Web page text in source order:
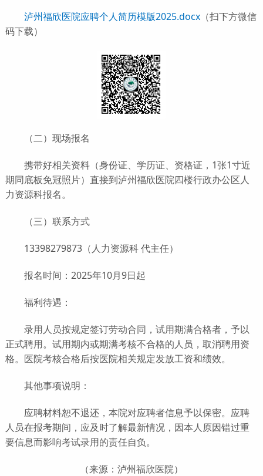
泸州福欣医院应聘个人简历模版2025.docx（扫下方微信
码下载）
（二）现场报名
携带好相关资料（身份证、学历证、资格证，1张1寸近
期同底板免冠照片）直接到泸州福欣医院四楼行政办公区人
力资源科报名。
（三）联系方式
13398279873（人力资源科 代主任）
报名时间：2025年10月9日起
福利待遇：
录用人员按规定签订劳动合同，试用期满合格者，予以
正式聘用。试用期内或期满考核不合格的人员，取消聘用资
格。医院考核合格后按医院相关规定发放工资和绩效。
其他事项说明：
应聘材料恕不退还，本院对应聘者信息予以保密。应聘
人员在报考期间，应及时了解最新情况，因本人原因错过重
要信息而影响考试录用的责任自负。
（来源：泸州福欣医院）